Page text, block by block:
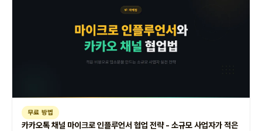
무료 방법
카카오톡 채널 마이크로 인플루언서 협업 전략 - 소규모 사업자가 적은